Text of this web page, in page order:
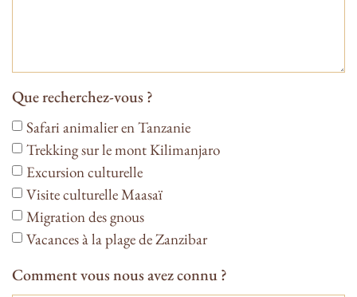
Que recherchez-vous ?
Safari animalier en Tanzanie
Trekking sur le mont Kilimanjaro
Excursion culturelle
Visite culturelle Maasaï
Migration des gnous
Vacances à la plage de Zanzibar
Comment vous nous avez connu ?